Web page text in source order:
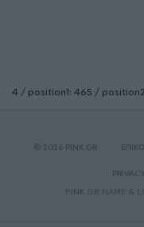
4 / position1: 465 /
© 2026 PINK.GR
PRIVACY
PINK.GR NAME &